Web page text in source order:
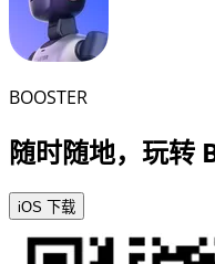
BOOSTER
随时随地，玩转
iOS 下载